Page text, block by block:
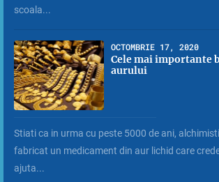
scoala...
OCTOMBRIE 17, 2020
Cele mai importante
aurului
Stiati ca in urma cu peste 5000 de ani,
fabricat un medicament din aur lichid care
ajuta...